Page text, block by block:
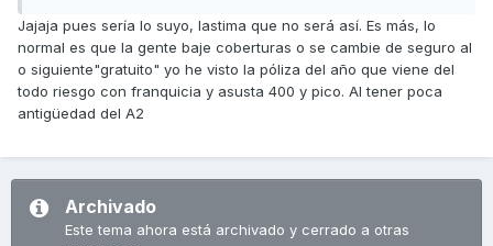
Jajaja pues sería lo suyo, lastima que no será así. Es más, lo
normal es que la gente baje coberturas o se cambie de seguro al
o siguiente"gratuito" yo he visto la póliza del año que viene del
todo riesgo con franquicia y asusta 400 y pico. Al tener poca
antigüedad del A2
Archivado
Este tema ahora está archivado y cerrado a otras